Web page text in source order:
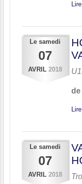
Le samedi
07
AVRIL 2018
de
Le samedi
07
AVRIL 2018